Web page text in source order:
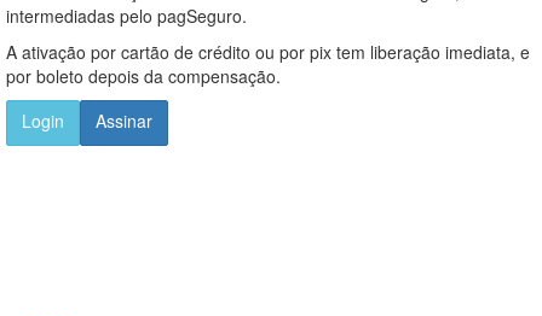
intermediadas pelo pagSeguro.
A ativação por cartão de crédito ou por pix tem liberação imediata, e
por boleto depois da compensação.
Login
Assinar